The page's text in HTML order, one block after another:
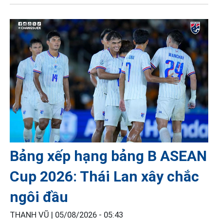
Bảng xếp hạng bảng B ASEAN
Cup 2026: Thái Lan xây chắc
ngôi đầu
THANH VŨ | 05/08/2026 - 05:43